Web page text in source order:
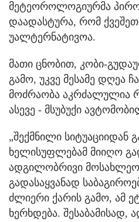
მეტეოროლოგიურმა
დაადასტურა, რომ
უალტერნატივოა.
მათი ცნობით, კობი-
გამო, უკვე მესამე დღეა
მოძრაობა აკრძალულია
ასევე - მსუბუქი
„შექმნილი სიტუაციიდან
ხელისუფლებამ მიიღო
ადგილობრივი
გადასაყვანად
ძლიერი ქარის გამო, ამ
ხერხდება. შესაბამისად,